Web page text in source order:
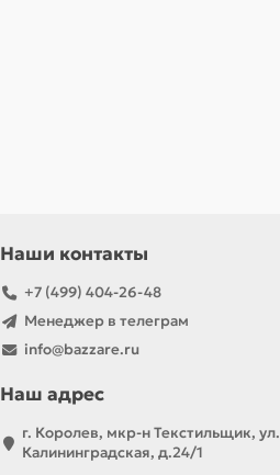
Наши контакты
+7 (499) 404-26-48
Менеджер в телеграм
info@bazzare.ru
Наш адрес
г. Королев, мкр-н Текстильщик, ул.
Калининградская, д.24/1